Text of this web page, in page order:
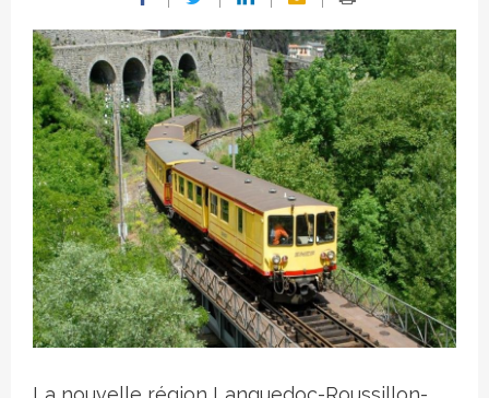
Crédit photo